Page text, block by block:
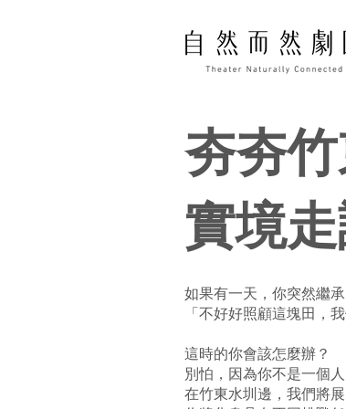
夯夯
實境
如果有一天，你突然繼
「不好好照顧這塊田，
這時的你會該怎麼辦？
別怕，因為你不是一個
在竹東水圳邊，我們將